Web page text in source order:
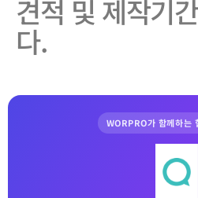
견적 및 제작기
다.
WORPRO가 함께하는